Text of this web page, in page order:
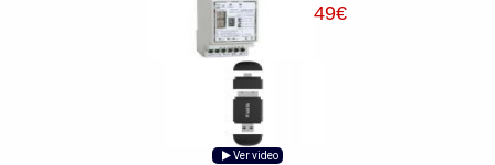
49€
Ver video